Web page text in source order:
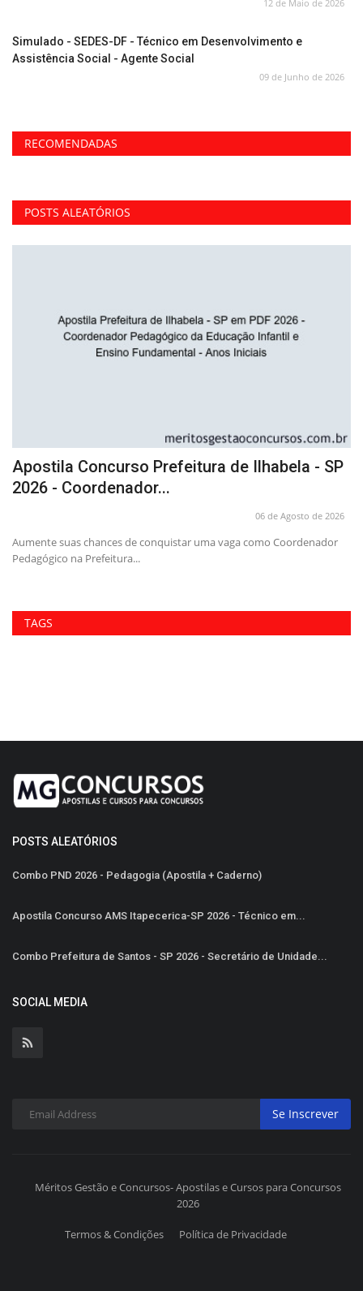
12 de Maio de 2026
Simulado - SEDES-DF - Técnico em Desenvolvimento e
Assistência Social - Agente Social
09 de Junho de 2026
RECOMENDADAS
POSTS ALEATÓRIOS
Apostila Concurso Prefeitura de Ilhabela - SP
2026 - Coordenador...
06 de Agosto de 2026
Aumente suas chances de conquistar uma vaga como Coordenador
Pedagógico na Prefeitura...
TAGS
POSTS ALEATÓRIOS
Combo PND 2026 - Pedagogia (Apostila + Caderno)
Apostila Concurso AMS Itapecerica-SP 2026 - Técnico em...
Combo Prefeitura de Santos - SP 2026 - Secretário de Unidade...
SOCIAL MEDIA
Se Inscrever
Méritos Gestão e Concursos- Apostilas e Cursos para Concursos
2026
Termos & Condições Política de Privacidade